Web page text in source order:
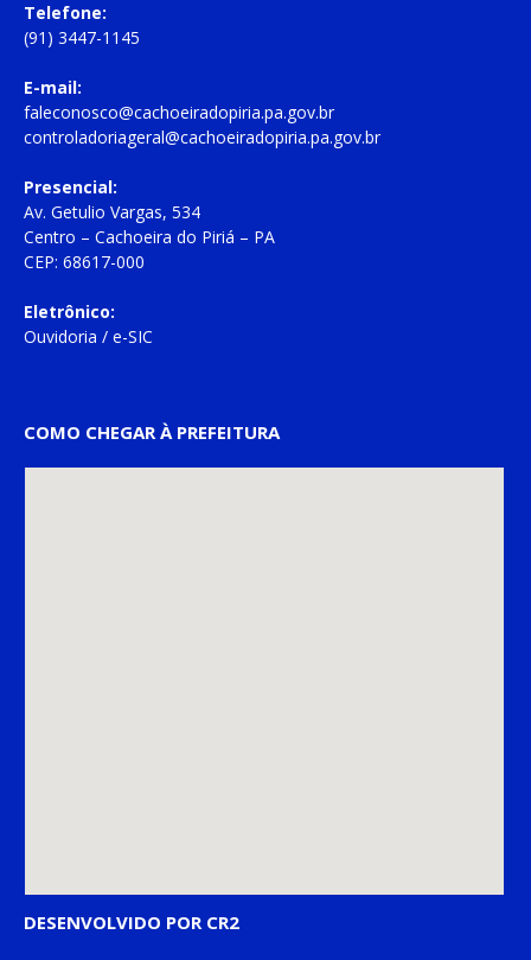
Telefone:
(91) 3447-1145
E-mail:
faleconosco@cachoeiradopiria.pa.gov.br
controladoriageral@cachoeiradopiria.pa.gov.br
Presencial:
Av. Getulio Vargas, 534
Centro – Cachoeira do Piriá – PA
CEP: 68617-000
Eletrônico:
Ouvidoria / e-SIC
COMO CHEGAR À PREFEITURA
DESENVOLVIDO POR CR2